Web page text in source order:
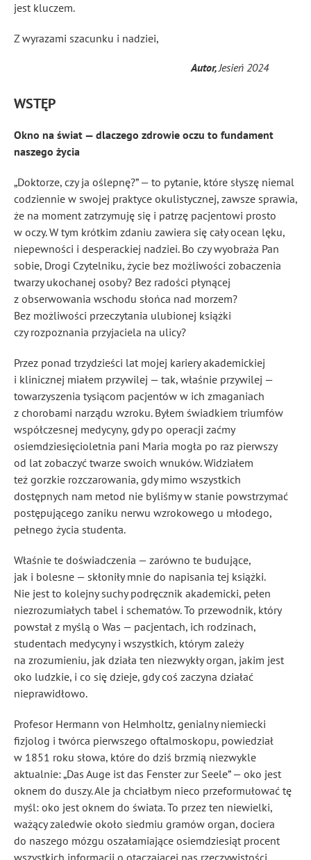
jest kluczem.
Z wyrazami szacunku i nadziei,
Autor,Jesień 2024
WSTĘP
Okno na świat — dlaczego zdrowie oczu to fundament
naszego życia
„Doktorze, czy ja oślepnę?” — to pytanie, które słyszę niemal
codziennie w swojej praktyce okulistycznej, zawsze sprawia,
że na moment zatrzymuję się i patrzę pacjentowi prosto
w oczy. W tym krótkim zdaniu zawiera się cały ocean lęku,
niepewności i desperackiej nadziei. Bo czy wyobraża Pan
sobie, Drogi Czytelniku, życie bez możliwości zobaczenia
twarzy ukochanej osoby? Bez radości płynącej
z obserwowania wschodu słońca nad morzem?
Bez możliwości przeczytania ulubionej książki
czy rozpoznania przyjaciela na ulicy?
Przez ponad trzydzieści lat mojej kariery akademickiej
i klinicznej miałem przywilej — tak, właśnie przywilej —
towarzyszenia tysiącom pacjentów w ich zmaganiach
z chorobami narządu wzroku. Byłem świadkiem triumfów
współczesnej medycyny, gdy po operacji zaćmy
osiemdziesięcioletnia pani Maria mogła po raz pierwszy
od lat zobaczyć twarze swoich wnuków. Widziałem
też gorzkie rozczarowania, gdy mimo wszystkich
dostępnych nam metod nie byliśmy w stanie powstrzymać
postępującego zaniku nerwu wzrokowego u młodego,
pełnego życia studenta.
Właśnie te doświadczenia — zarówno te budujące,
jak i bolesne — skłoniły mnie do napisania tej książki.
Nie jest to kolejny suchy podręcznik akademicki, pełen
niezrozumiałych tabel i schematów. To przewodnik, który
powstał z myślą o Was — pacjentach, ich rodzinach,
studentach medycyny i wszystkich, którym zależy
na zrozumieniu, jak działa ten niezwykły organ, jakim jest
oko ludzkie, i co się dzieje, gdy coś zaczyna działać
nieprawidłowo.
Profesor Hermann von Helmholtz, genialny niemiecki
fizjolog i twórca pierwszego oftalmoskopu, powiedział
w 1851 roku słowa, które do dziś brzmią niezwykle
aktualnie: „Das Auge ist das Fenster zur Seele” — oko jest
oknem do duszy. Ale ja chciałbym nieco przeformułować tę
myśl: oko jest oknem do świata. To przez ten niewielki,
ważący zaledwie około siedmiu gramów organ, dociera
do naszego mózgu oszałamiające osiemdziesiąt procent